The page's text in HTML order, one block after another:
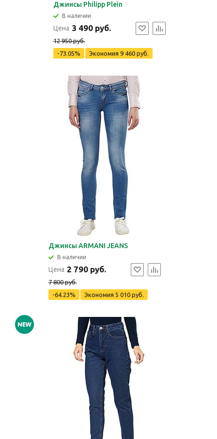
Джинсы Philipp Plein
В наличии
Цена 3 490 руб.
12 950 руб.
-73.05%
Экономия 9 460 руб.
Джинсы ARMANI JEANS
В наличии
Цена 2 790 руб.
7 800 руб.
-64.23%
Экономия 5 010 руб.